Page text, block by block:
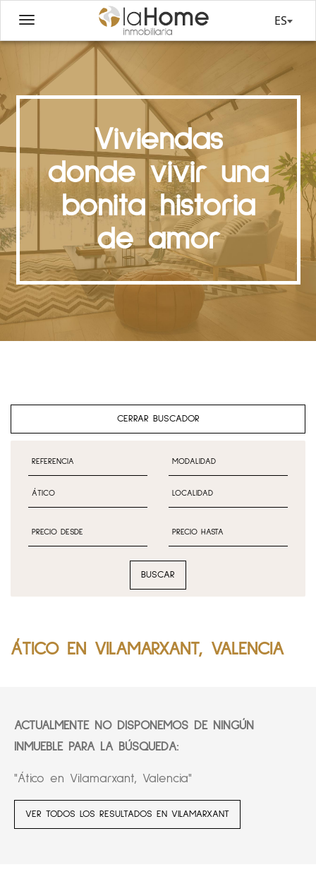
ES
Viviendas
donde vivir una
bonita historia
de amor
CERRAR BUSCADOR
BUSCAR
ÁTICO EN VILAMARXANT, VALENCIA
ACTUALMENTE NO DISPONEMOS DE NINGÚN
INMUEBLE PARA LA BÚSQUEDA:
"Ático en Vilamarxant, Valencia"
VER TODOS LOS RESULTADOS EN VILAMARXANT